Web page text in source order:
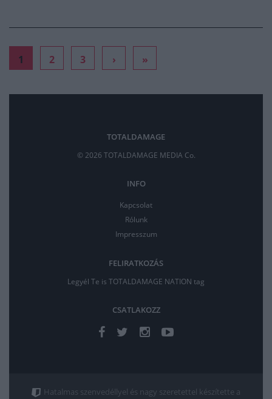
1 2 3 › »
TOTALDAMAGE
© 2026 TOTALDAMAGE MEDIA Co.
INFO
Kapcsolat
Rólunk
Impresszum
FELIRATKOZÁS
Legyél Te is TOTALDAMAGE NATION tag
CSATLAKOZZ
Hatalmas szenvedéllyel és nagy szeretettel készítette a